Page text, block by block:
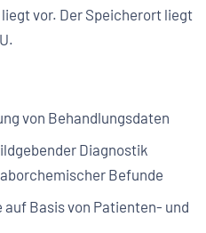
vor. Der Speicherort liegt
von Behandlungsdaten
Diagnostik
Befunde
Basis von Patienten- und